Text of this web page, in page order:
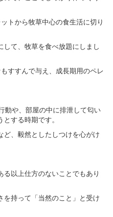
トから牧草中心の食生活に切り
て、牧草を食べ放題にしまし
すすんで与え、成長期用のペレ
動や、部屋の中に排泄して匂い
する時期です。
、毅然としたしつけを心がけ
以上仕方のないことでもあり
を持って「当然のこと」と受け